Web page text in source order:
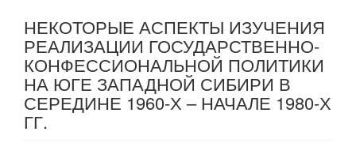
НЕКОТОРЫЕ АСПЕКТЫ ИЗУЧЕНИЯ
РЕАЛИЗАЦИИ ГОСУДАРСТВЕННО-
КОНФЕССИОНАЛЬНОЙ ПОЛИТИКИ
НА ЮГЕ ЗАПАДНОЙ СИБИРИ В
СЕРЕДИНЕ 1960-Х – НАЧАЛЕ 1980-Х
ГГ.